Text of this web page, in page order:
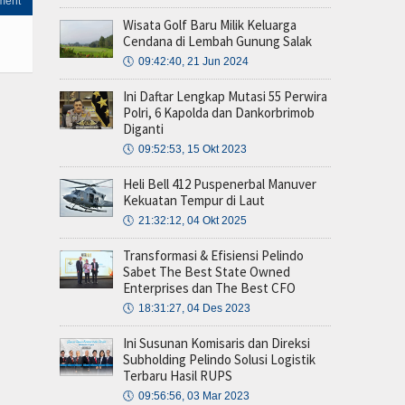
Wisata Golf Baru Milik Keluarga
Cendana di Lembah Gunung Salak
🕔 09:42:40, 21 Jun 2024
Ini Daftar Lengkap Mutasi 55 Perwira
Polri, 6 Kapolda dan Dankorbrimob
Diganti
🕔 09:52:53, 15 Okt 2023
Heli Bell 412 Puspenerbal Manuver
Kekuatan Tempur di Laut
🕔 21:32:12, 04 Okt 2025
Transformasi & Efisiensi Pelindo
Sabet The Best State Owned
Enterprises dan The Best CFO
🕔 18:31:27, 04 Des 2023
Ini Susunan Komisaris dan Direksi
Subholding Pelindo Solusi Logistik
Terbaru Hasil RUPS
🕔 09:56:56, 03 Mar 2023